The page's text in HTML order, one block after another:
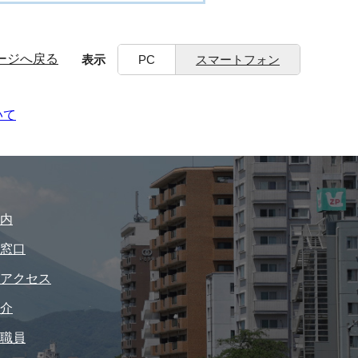
ジへ戻る 表示 PC スマートフォン
口
クセス
員